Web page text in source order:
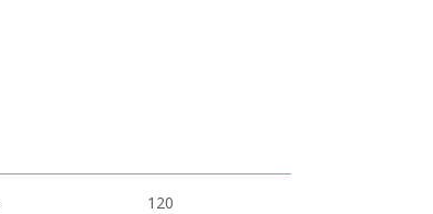
120